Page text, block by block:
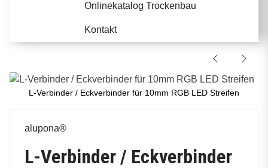
Onlinekatalog Trockenbau
Kontakt
alupona®
L-Verbinder / Eckverbinder
L-Verbinder / Eckverbinder für 10mm RGB LED Streifen